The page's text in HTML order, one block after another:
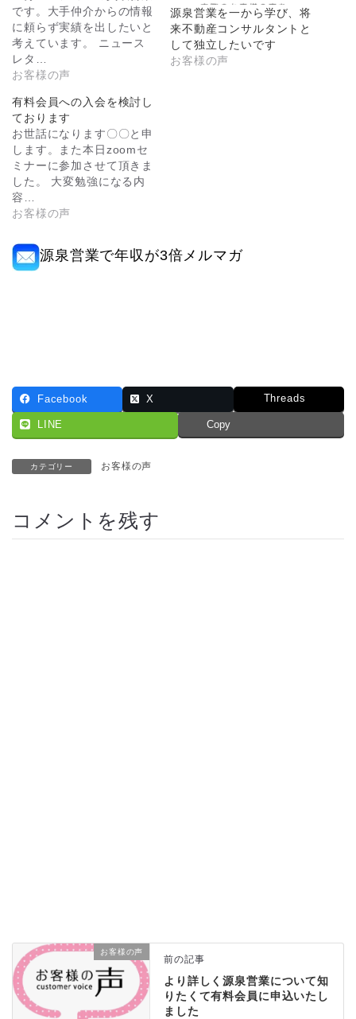
です。大手仲介からの情報
に頼らず実績を出したいと
考えています。 ニュース
レタ…
お客様の声
源泉営業を一から学び、将
来不動産コンサルタントと
して独立したいです
お客様の声
有料会員への入会を検討し
ております
お世話になります〇〇と申
します。また本日zoomセ
ミナーに参加させて頂きま
した。 大変勉強になる内
容…
お客様の声
源泉営業で年収が3倍メルマガ
Facebook X Threads
LINE Copy
カテゴリー お客様の声
コメントを残す
お客様の声
前の記事
より詳しく源泉営業について知
りたくて有料会員に申込いたし
ました